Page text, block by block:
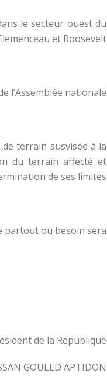
le secteur ouest du
et Roosevelt.
l’Assemblée nationale.
terrain susvisée à la
du terrain affecté et
de ses limites.
partout où besoin sera.
de la République
GOULED APTIDON